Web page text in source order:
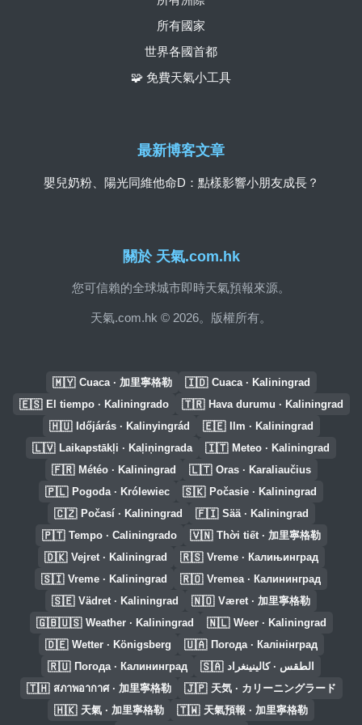
關於 天氣.com.hk
您可信賴的全球城市即時天氣預報來源。
天氣.com.hk © 2026。版權所有。
所有國家
世界各國首都
🧩 免費天氣小工具
最新博客文章
嬰兒奶粉、陽光同維他命D：點樣影響小朋友成長？
🇲🇾 Cuaca · 加里寧格勒 🇮🇩 Cuaca · Kaliningrad
🇪🇸 El tiempo · Kaliningrado 🇹🇷 Hava durumu · Kaliningrad
🇭🇺 Időjárás · Kalinyingrád 🇪🇪 Ilm · Kaliningrad
🇱🇻 Laikapstākļi · Kaļiņingrada 🇮🇹 Meteo · Kaliningrad
🇫🇷 Météo · Kaliningrad 🇱🇹 Oras · Karaliaučius
🇵🇱 Pogoda · Królewiec 🇸🇰 Počasie · Kaliningrad
🇨🇿 Počasí · Kaliningrad 🇫🇮 Sää · Kaliningrad
🇵🇹 Tempo · Caliningrado 🇻🇳 Thời tiết · 加里寧格勒
🇩🇰 Vejret · Kaliningrad 🇷🇸 Vreme · Калињинград
🇸🇮 Vreme · Kaliningrad 🇷🇴 Vremea · Калининград
🇸🇪 Vädret · Kaliningrad 🇳🇴 Været · 加里寧格勒
🇬🇧🇺🇸 Weather · Kaliningrad 🇳🇱 Weer · Kaliningrad
🇩🇪 Wetter · Königsberg 🇺🇦 Погода · Калінінград
🇷🇺 Погода · Калининград 🇸🇦 الطقس · كالينينغراد
🇹🇭 สภาพอากาศ · 加里寧格勒 🇯🇵 天気 · カリーニングラード
🇭🇰 天氣 · 加里寧格勒 🇹🇼 天氣預報 · 加里寧格勒